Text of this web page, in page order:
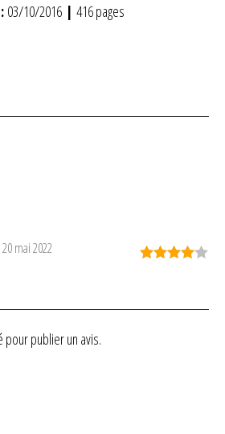
03/10/2016 | 416 pages
20 mai 2022
pour publier un avis.